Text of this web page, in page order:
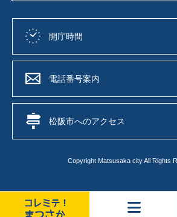
開庁時間
電話番号案内
松阪市へのアクセス
Copyright Matsusaka city All Rights